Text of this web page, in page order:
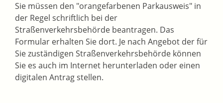
Sie müssen den "orangefarbenen Parkausweis" in
der Regel schriftlich bei der
Straßenverkehrsbehörde beantragen. Das
Formular erhalten Sie dort. Je nach Angebot der für
Sie zuständigen Straßenverkehrsbehörde können
Sie es auch im Internet herunterladen oder einen
digitalen Antrag stellen.